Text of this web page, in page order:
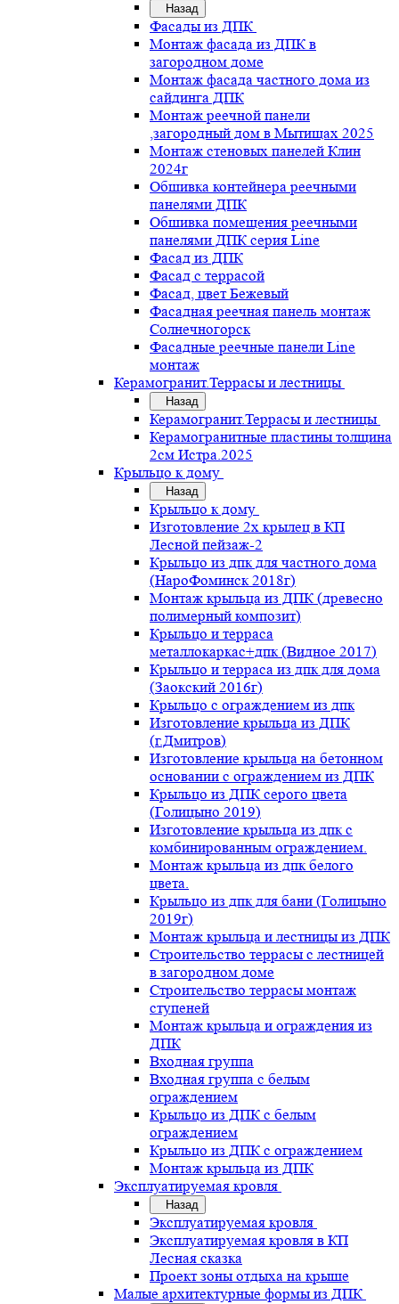
Назад
Фасады из ДПК
Монтаж фасада из ДПК в
загородном доме
Монтаж фасада частного дома из
сайдинга ДПК
Монтаж реечной панели
,загородный дом в Мытищах 2025
Монтаж стеновых панелей Клин
2024г
Обшивка контейнера реечными
панелями ДПК
Обшивка помещения реечными
панелями ДПК серия Line
Фасад из ДПК
Фасад с террасой
Фасад, цвет Бежевый
Фасадная реечная панель монтаж
Солнечногорск
Фасадные реечные панели Line
монтаж
Керамогранит.Террасы и лестницы
Назад
Керамогранит.Террасы и лестницы
Керамогранитные пластины толщина
2см Истра.2025
Крыльцо к дому
Назад
Крыльцо к дому
Изготовление 2х крылец в КП
Лесной пейзаж-2
Крыльцо из дпк для частного дома
(НароФоминск 2018г)
Монтаж крыльца из ДПК (древесно
полимерный композит)
Крыльцо и терраса
металлокаркас+дпк (Видное 2017)
Крыльцо и терраса из дпк для дома
(Заокский 2016г)
Крыльцо с ограждением из дпк
Изготовление крыльца из ДПК
(г.Дмитров)
Изготовление крыльца на бетонном
основании с ограждением из ДПК
Крыльцо из ДПК серого цвета
(Голицыно 2019)
Изготовление крыльца из дпк с
комбинированным ограждением.
Монтаж крыльца из дпк белого
цвета.
Крыльцо из дпк для бани (Голицыно
2019г)
Монтаж крыльца и лестницы из ДПК
Строительство террасы с лестницей
в загородном доме
Строительство террасы монтаж
ступеней
Монтаж крыльца и ограждения из
ДПК
Входная группа
Входная группа с белым
ограждением
Крыльцо из ДПК с белым
ограждением
Крыльцо из ДПК с ограждением
Монтаж крыльца из ДПК
Эксплуатируемая кровля
Назад
Эксплуатируемая кровля
Эксплуатируемая кровля в КП
Лесная сказка
Проект зоны отдыха на крыше
Малые архитектурные формы из ДПК